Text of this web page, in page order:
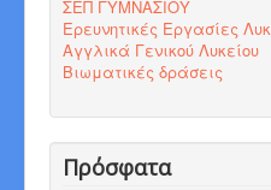
ΣΕΠ ΓΥΜΝΑΣΙΟΥ
Ερευνητικές Εργασίες
Αγγλικά Γενικού Λυκείου
Βιωματικές δράσεις
Πρόσφατα